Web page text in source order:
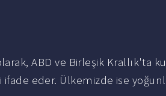
ABD ve Birleşik Krallık'ta
eder. Ülkemizde ise